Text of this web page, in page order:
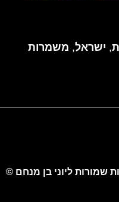
, ישראל, משמרות
שמורות ליוני בן מנחם ©